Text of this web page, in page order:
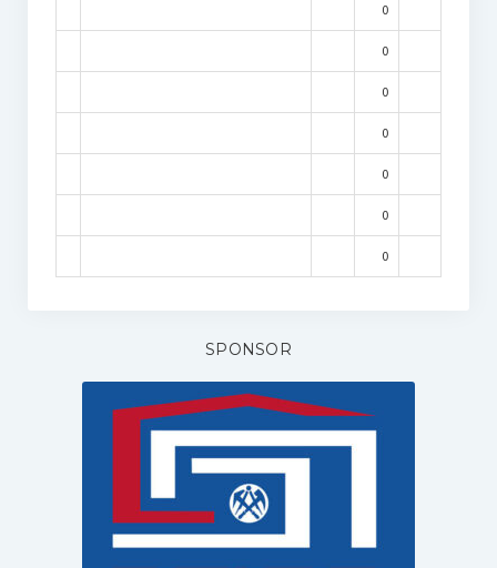
0
0
0
0
0
0
0
SPONSOR